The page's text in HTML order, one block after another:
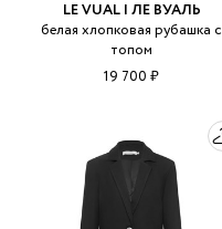
LE VUAL | ЛЕ ВУАЛЬ
белая хлопковая рубашка с
топом
19 700 ₽